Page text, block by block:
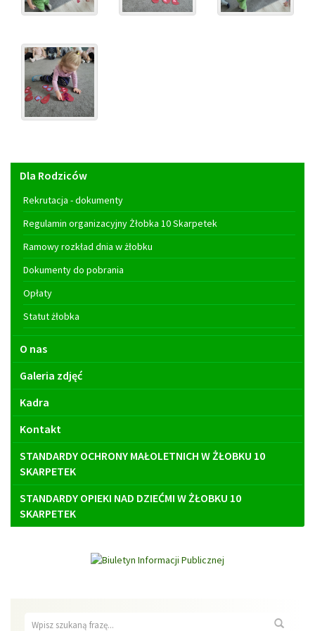
Menu
główne
Dla Rodziców
Rekrutacja - dokumenty
Regulamin organizacyjny Żłobka 10 Skarpetek
Ramowy rozkład dnia w żłobku
Dokumenty do pobrania
Opłaty
Statut żłobka
O nas
Galeria zdjęć
Kadra
Kontakt
STANDARDY OCHRONY MAŁOLETNICH W ŻŁOBKU 10
SKARPETEK
STANDARDY OPIEKI NAD DZIEĆMI W ŻŁOBKU 10
SKARPETEK
Wyszukiwarka